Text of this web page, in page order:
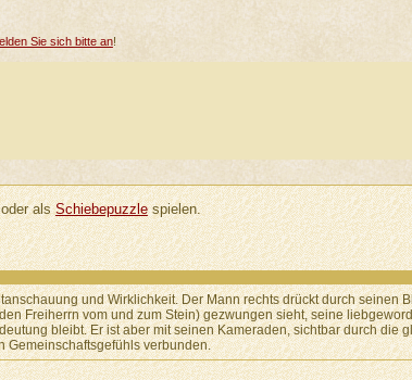
Sie sich bitte an!
alsSchiebepuzzlespielen.
und Wirklichkeit. Der Mann rechts drückt durch seinen
Freiherrn vom und zum Stein) gezwungen sieht, seine
bleibt. Er ist aber mit seinen Kameraden, sichtbar durch die
Gemeinschaftsgefühls verbunden.